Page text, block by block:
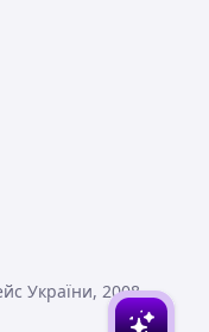
України, 2008-